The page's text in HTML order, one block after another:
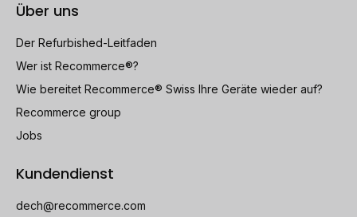
Über uns
Der Refurbished-Leitfaden
Wer ist Recommerce®?
Wie bereitet Recommerce® Swiss Ihre Geräte wieder auf?
Recommerce group
Jobs
Kundendienst
dech@recommerce.com